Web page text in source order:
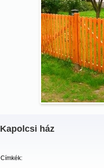
Kapolcsi ház
Címkék: